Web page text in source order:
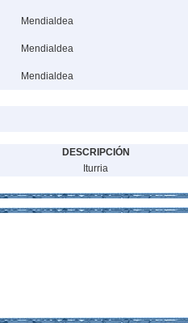
Mendialdea
Mendialdea
Mendialdea
DESCRIPCIÓN
Iturria